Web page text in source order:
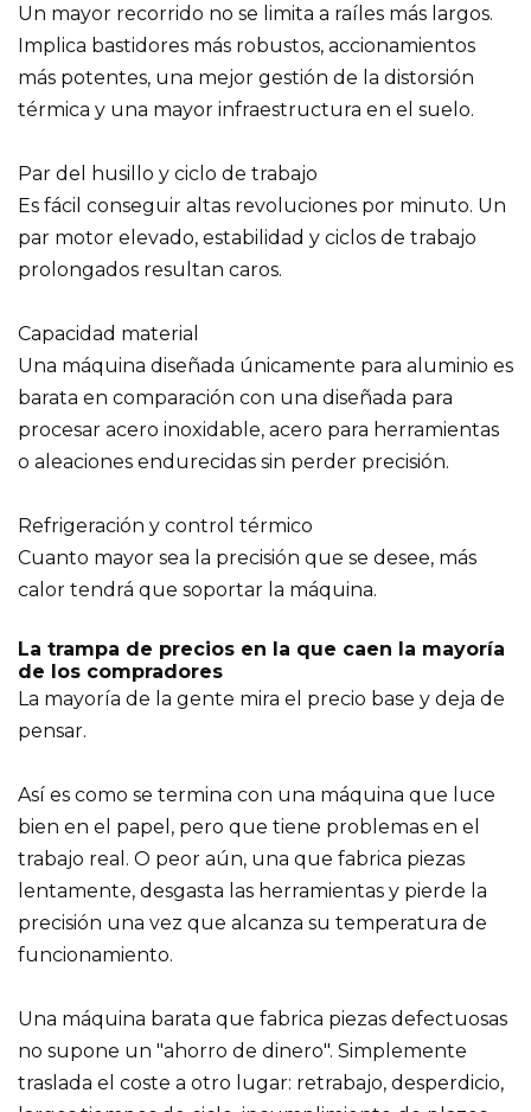
Un mayor recorrido no se limita a raíles más largos.
Implica bastidores más robustos, accionamientos
más potentes, una mejor gestión de la distorsión
térmica y una mayor infraestructura en el suelo.
Par del husillo y ciclo de trabajo
Es fácil conseguir altas revoluciones por minuto. Un
par motor elevado, estabilidad y ciclos de trabajo
prolongados resultan caros.
Capacidad material
Una máquina diseñada únicamente para aluminio es
barata en comparación con una diseñada para
procesar acero inoxidable, acero para herramientas
o aleaciones endurecidas sin perder precisión.
Refrigeración y control térmico
Cuanto mayor sea la precisión que se desee, más
calor tendrá que soportar la máquina.
La trampa de precios en la que caen la mayoría
de los compradores
La mayoría de la gente mira el precio base y deja de
pensar.
Así es como se termina con una máquina que luce
bien en el papel, pero que tiene problemas en el
trabajo real. O peor aún, una que fabrica piezas
lentamente, desgasta las herramientas y pierde la
precisión una vez que alcanza su temperatura de
funcionamiento.
Una máquina barata que fabrica piezas defectuosas
no supone un "ahorro de dinero". Simplemente
traslada el coste a otro lugar: retrabajo, desperdicio,